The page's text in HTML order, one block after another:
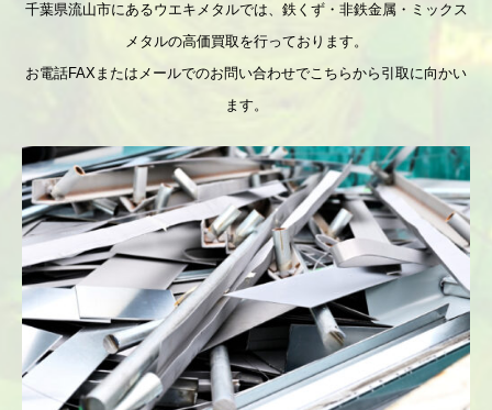
千葉県流山市にあるウエキメタルでは、鉄くず・非鉄金属・ミックス
メタルの高価買取を行っております。
お電話FAXまたはメールでのお問い合わせでこちらから引取に向かい
ます。